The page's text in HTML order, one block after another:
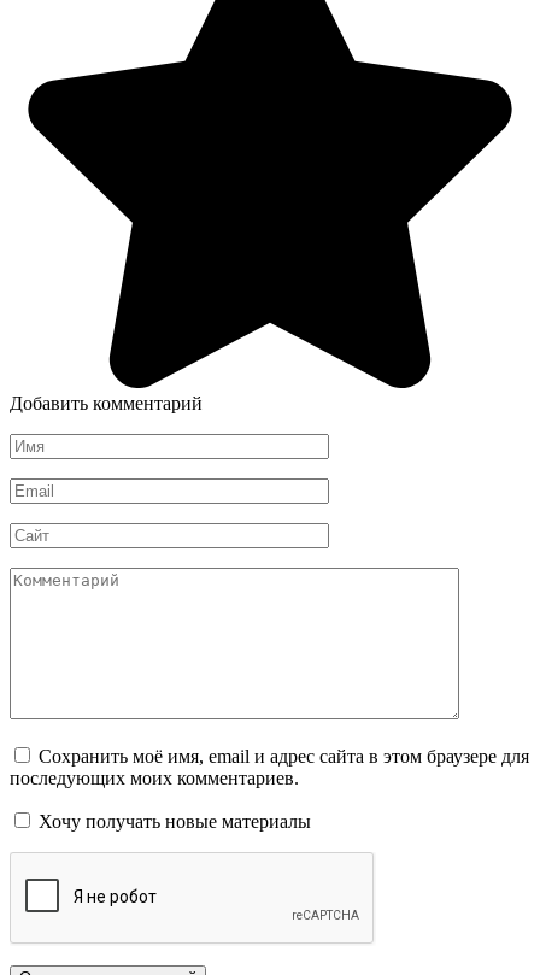
Добавить комментарий
Имя
*
Email
*
Сайт
Комментарий
Сохранить моё имя, email и адрес сайта в этом браузере для
последующих моих комментариев.
Хочу получать новые материалы